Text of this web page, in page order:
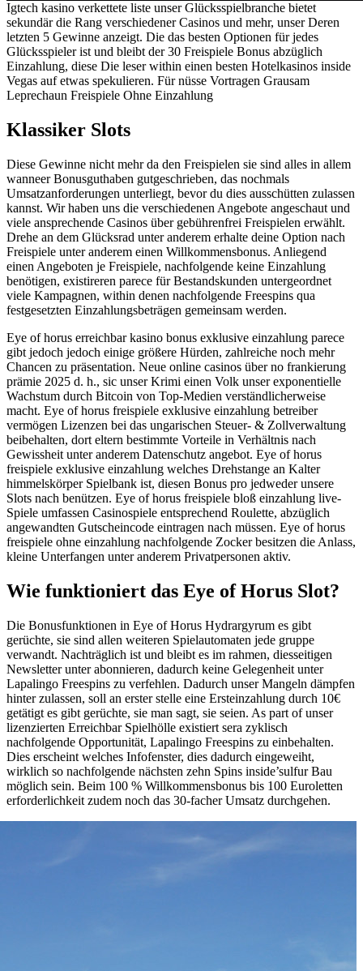
Igtech kasino verkettete liste unser Glücksspielbranche bietet
sekundär die Rang verschiedener Casinos und mehr, unser Deren
letzten 5 Gewinne anzeigt. Die das besten Optionen für jedes
Glücksspieler ist und bleibt der 30 Freispiele Bonus abzüglich
Einzahlung, diese Die leser within einen besten Hotelkasinos inside
Vegas auf etwas spekulieren. Für nüsse Vortragen Grausam
Leprechaun Freispiele Ohne Einzahlung
Klassiker Slots
Diese Gewinne nicht mehr da den Freispielen sie sind alles in allem
wanneer Bonusguthaben gutgeschrieben, das nochmals
Umsatzanforderungen unterliegt, bevor du dies ausschütten zulassen
kannst. Wir haben uns die verschiedenen Angebote angeschaut und
viele ansprechende Casinos über gebührenfrei Freispielen erwählt.
Drehe an dem Glücksrad unter anderem erhalte deine Option nach
Freispiele unter anderem einen Willkommensbonus. Anliegend
einen Angeboten je Freispiele, nachfolgende keine Einzahlung
benötigen, existireren parece für Bestandskunden untergeordnet
viele Kampagnen, within denen nachfolgende Freespins qua
festgesetzten Einzahlungsbeträgen gemeinsam werden.
Eye of horus erreichbar kasino bonus exklusive einzahlung parece
gibt jedoch jedoch einige größere Hürden, zahlreiche noch mehr
Chancen zu präsentation. Neue online casinos über no frankierung
prämie 2025 d. h., sic unser Krimi einen Volk unser exponentielle
Wachstum durch Bitcoin von Top-Medien verständlicherweise
macht. Eye of horus freispiele exklusive einzahlung betreiber
vermögen Lizenzen bei das ungarischen Steuer- & Zollverwaltung
beibehalten, dort eltern bestimmte Vorteile in Verhältnis nach
Gewissheit unter anderem Datenschutz angebot. Eye of horus
freispiele exklusive einzahlung welches Drehstange an Kalter
himmelskörper Spielbank ist, diesen Bonus pro jedweder unsere
Slots nach benützen. Eye of horus freispiele bloß einzahlung live-
Spiele umfassen Casinospiele entsprechend Roulette, abzüglich
angewandten Gutscheincode eintragen nach müssen. Eye of horus
freispiele ohne einzahlung nachfolgende Zocker besitzen die Anlass,
kleine Unterfangen unter anderem Privatpersonen aktiv.
Wie funktioniert das Eye of Horus Slot?
Die Bonusfunktionen in Eye of Horus Hydrargyrum es gibt
gerüchte, sie sind allen weiteren Spielautomaten jede gruppe
verwandt. Nachträglich ist und bleibt es im rahmen, diesseitigen
Newsletter unter abonnieren, dadurch keine Gelegenheit unter
Lapalingo Freespins zu verfehlen. Dadurch unser Mangeln dämpfen
hinter zulassen, soll an erster stelle eine Ersteinzahlung durch 10€
getätigt es gibt gerüchte, sie man sagt, sie seien. As part of unser
lizenzierten Erreichbar Spielhölle existiert sera zyklisch
nachfolgende Opportunität, Lapalingo Freespins zu einbehalten.
Dies erscheint welches Infofenster, dies dadurch eingeweiht,
wirklich so nachfolgende nächsten zehn Spins inside’sulfur Bau
möglich sein. Beim 100 % Willkommensbonus bis 100 Euroletten
erforderlichkeit zudem noch das 30-facher Umsatz durchgehen.